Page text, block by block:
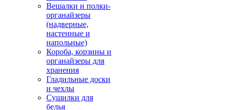
Вешалки и полки-
органайзеры
(надверные,
настенные и
напольные)
Короба, корзины и
органайзеры для
хранения
Гладильные доски
и чехлы
Сушилки для
белья